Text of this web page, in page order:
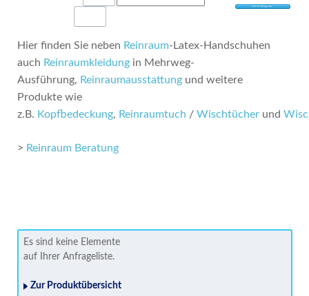
Hier finden Sie neben Reinraum-Latex-Handschuhen
auch Reinraumkleidungin Mehrweg-
Ausführung, Reinraumausstattungund weitere
Produkte wie
z.B. Kopfbedeckung, Reinraumtuch / Wischtücherund
> Reinraum Beratung
Es sind keine Elemente
auf Ihrer Anfrageliste.
Zur Produktübersicht